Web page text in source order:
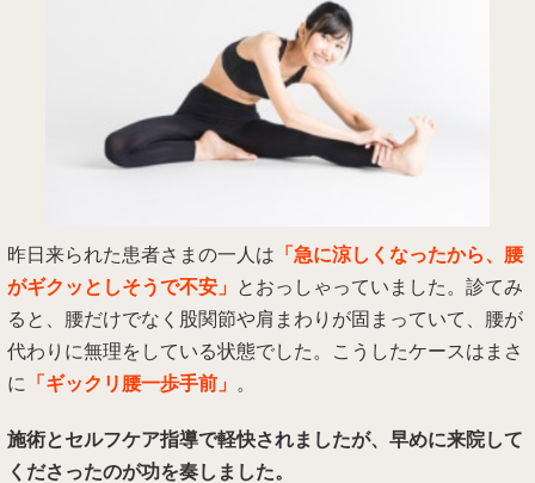
昨日来られた患者さまの一人は 「急に涼しくなったから、腰
がギクッとしそうで不安」 とおっしゃっていました。診てみ
ると、腰だけでなく股関節や肩まわりが固まっていて、腰が
代わりに無理をしている状態でした。こうしたケースはまさ
に 「ギックリ腰一歩手前」 。
施術とセルフケア指導で軽快されましたが、早めに来院して
くださったのが功を奏しました。